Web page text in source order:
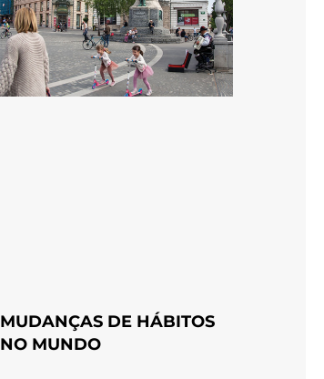
MUDANÇAS DE HÁBITOS
NO MUNDO